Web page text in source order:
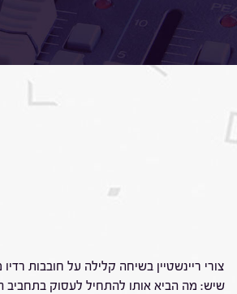
צורי ריינשטיין בשיחה קלילה על חובבות רדיו
שיש: מה הביא אותו להתחיל לעסוק בתחביב